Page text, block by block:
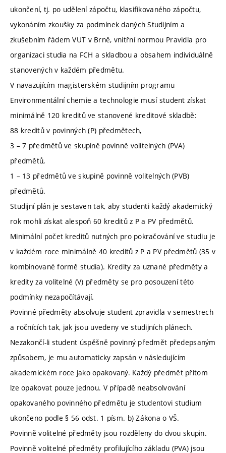
ukončení, tj. po udělení zápočtu, klasifikovaného zápočtu,
vykonáním zkoušky za podmínek daných Studijním a
zkušebním řádem VUT v Brně, vnitřní normou Pravidla pro
organizaci studia na FCH a skladbou a obsahem individuálně
stanovených v každém předmětu.
V navazujícím magisterském studijním programu
Environmentální chemie a technologie musí student získat
minimálně 120 kreditů ve stanovené kreditové skladbě:
88 kreditů v povinných (P) předmětech,
3 – 7 předmětů ve skupině povinně volitelných (PVA)
předmětů,
1 – 13 předmětů ve skupině povinně volitelných (PVB)
předmětů.
Studijní plán je sestaven tak, aby studenti každý akademický
rok mohli získat alespoň 60 kreditů z P a PV předmětů.
Minimální počet kreditů nutných pro pokračování ve studiu je
v každém roce minimálně 40 kreditů z P a PV předmětů (35 v
kombinované formě studia). Kredity za uznané předměty a
kredity za volitelné (V) předměty se pro posouzení této
podmínky nezapočítávají.
Povinné předměty absolvuje student zpravidla v semestrech
a ročnících tak, jak jsou uvedeny ve studijních plánech.
Nezakončí-li student úspěšně povinný předmět předepsaným
způsobem, je mu automaticky zapsán v následujícím
akademickém roce jako opakovaný. Každý předmět přitom
lze opakovat pouze jednou. V případě neabsolvování
opakovaného povinného předmětu je studentovi studium
ukončeno podle § 56 odst. 1 písm. b) Zákona o VŠ.
Povinně volitelné předměty jsou rozděleny do dvou skupin.
Povinně volitelné předměty profilujícího základu (PVA) jsou